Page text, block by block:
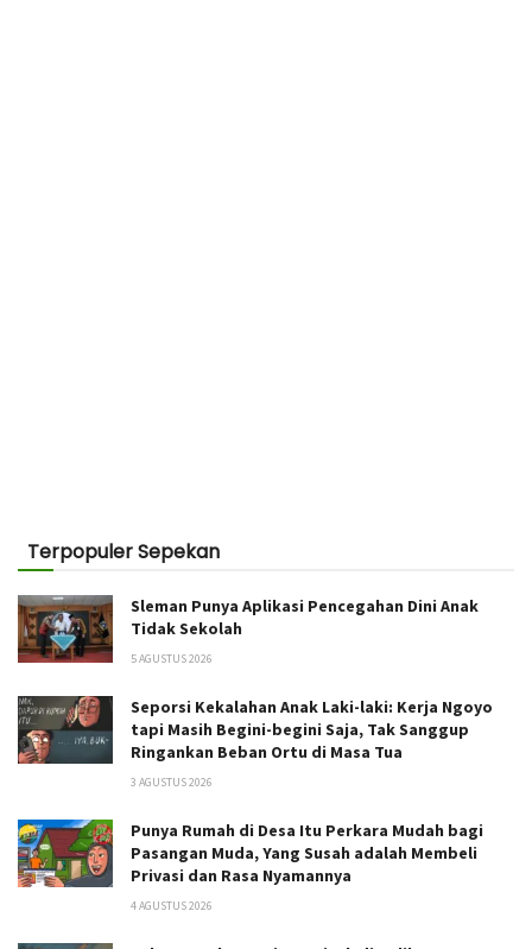
Terpopuler Sepekan
Sleman Punya Aplikasi Pencegahan Dini Anak
Tidak Sekolah
5 AGUSTUS 2026
Seporsi Kekalahan Anak Laki-laki: Kerja Ngoyo
tapi Masih Begini-begini Saja, Tak Sanggup
Ringankan Beban Ortu di Masa Tua
3 AGUSTUS 2026
Punya Rumah di Desa Itu Perkara Mudah bagi
Pasangan Muda, Yang Susah adalah Membeli
Privasi dan Rasa Nyamannya
4 AGUSTUS 2026